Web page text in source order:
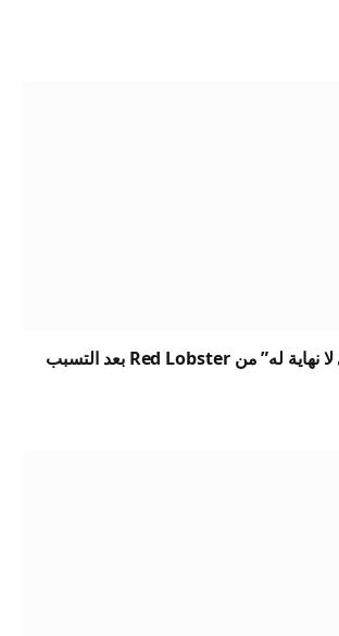
عاد “الروبيان الذي لا نهاية له” من Red Lobster بعد التسبب